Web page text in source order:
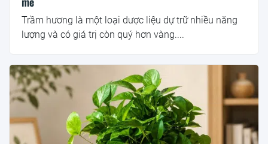
Trầm hương là một loại dược liệu dự trữ nhiều năng
lượng và có giá trị còn quý hơn vàng....